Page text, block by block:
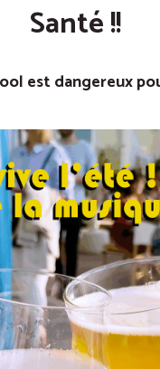
Santé !!
est dangereux